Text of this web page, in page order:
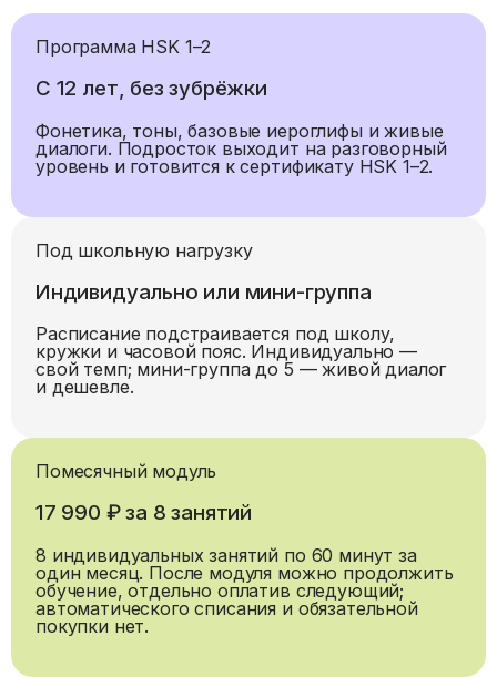
Программа HSK 1–2
С 12 лет, без зубрёжки
Фонетика, тоны, базовые иероглифы и живые
диалоги. Подросток выходит на разговорный
уровень и готовится к сертификату HSK 1–2.
Под школьную нагрузку
Индивидуально или мини-группа
Расписание подстраивается под школу,
кружки и часовой пояс. Индивидуально —
свой темп; мини-группа до 5 — живой диалог
и дешевле.
Помесячный модуль
17 990 ₽ за 8 занятий
8 индивидуальных занятий по 60 минут за
один месяц. После модуля можно продолжить
обучение, отдельно оплатив следующий;
автоматического списания и обязательной
покупки нет.